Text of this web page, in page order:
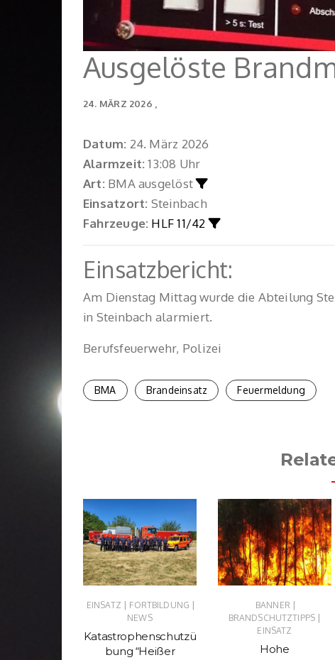
Ausgelöste
24. MÄRZ 2026
Datum: 24. März 2026
Alarmzeit:13:08 Uhr
Art:BMA ausgelöst
Einsatzort: Steinbach
Fahrzeuge: HLF 11/42
Einsatzbericht:
Am Dienstag Mittag wurde die Abteilung
in Steinbach alarmiert.
Berufsfeuerwehr, Polizei
BMA Brandeinsatz Feuermeldung
EINSATZ | FORTBILDUNG |
NEWS
Katastrophenschutzü
bung “Heißer
BANNER |
BRANDSCHUTZTIPPS |
EINSATZ
Hohe